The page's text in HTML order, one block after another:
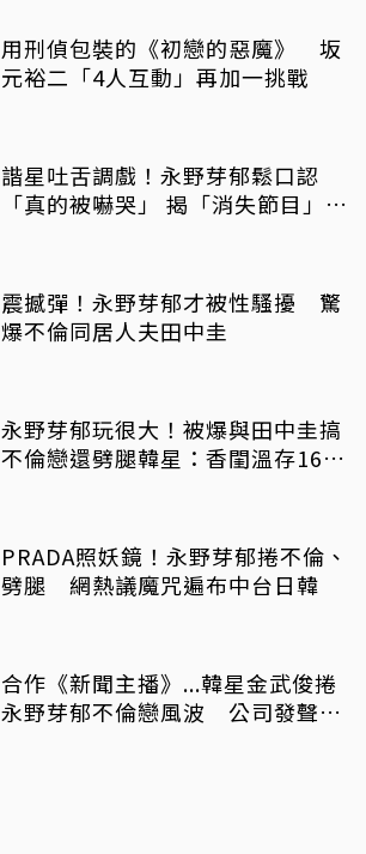
用刑偵包裝的《初戀的惡魔》 坂
元裕二「4人互動」再加一挑戰
諧星吐舌調戲！永野芽郁鬆口認
「真的被嚇哭」 揭「消失節目」原
震撼彈！永野芽郁才被性騷擾 驚
爆不倫同居人夫田中圭
永野芽郁玩很大！被爆與田中圭搞
不倫戀還劈腿韓星：香閨溫存16小
PRADA照妖鏡！永野芽郁捲不倫、
劈腿 網熱議魔咒遍布中台日韓
合作《新聞主播》...韓星金武俊捲
永野芽郁不倫戀風波 公司發聲撇